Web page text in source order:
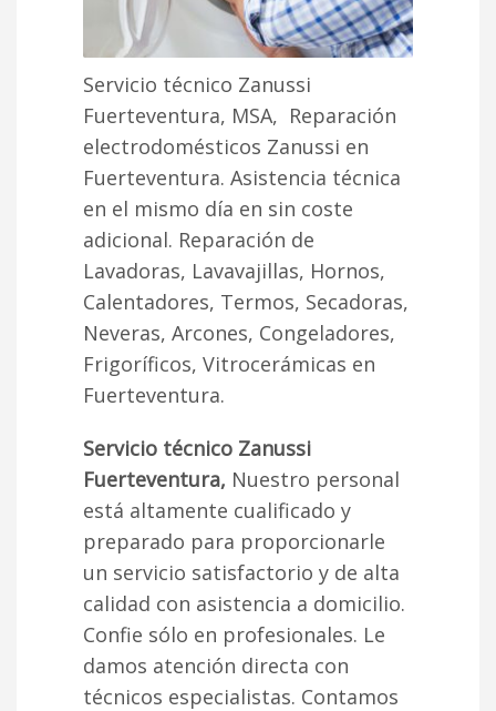
Servicio técnico Zanussi
Fuerteventura, MSA, Reparación
electrodomésticos Zanussi en
Fuerteventura. Asistencia técnica
en el mismo día en sin coste
adicional. Reparación de
Lavadoras, Lavavajillas, Hornos,
Calentadores, Termos, Secadoras,
Neveras, Arcones, Congeladores,
Frigoríficos, Vitrocerámicas en
Fuerteventura.
Servicio técnico Zanussi
Fuerteventura, Nuestro personal
está altamente cualificado y
preparado para proporcionarle
un servicio satisfactorio y de alta
calidad con asistencia a domicilio.
Confie sólo en profesionales. Le
damos atención directa con
técnicos especialistas. Contamos